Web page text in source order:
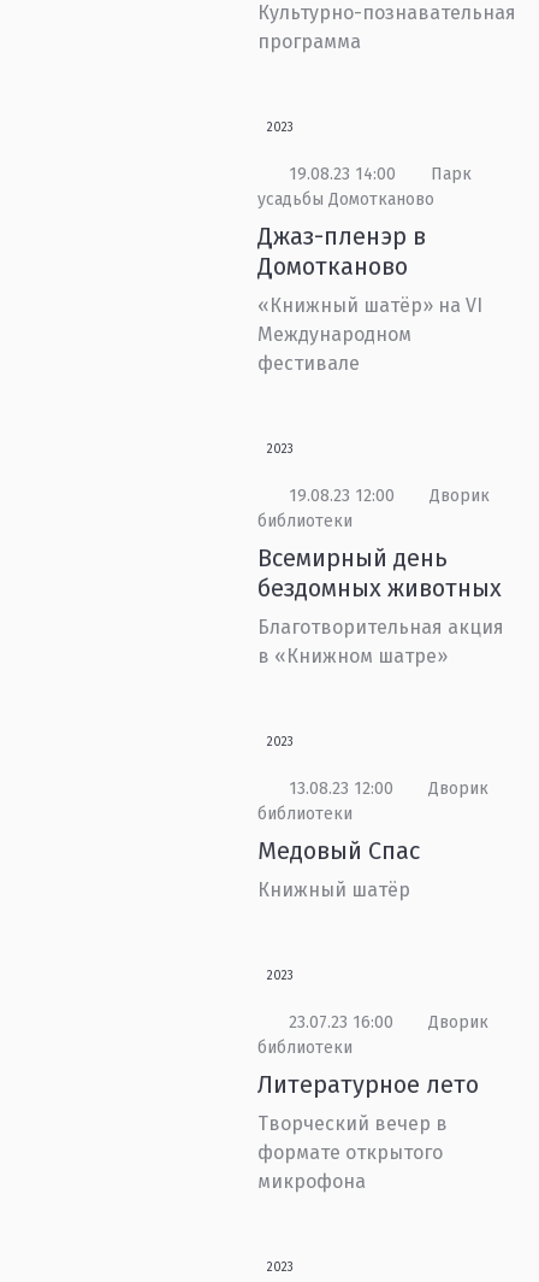
Культурно-познавательная
программа
2023
19.08.23 14:00
Парк
усадьбы Домотканово
Джаз-пленэр в
Домотканово
«Книжный шатёр» на VI
Международном
фестивале
2023
19.08.23 12:00
Дворик
библиотеки
Всемирный день
бездомных животных
Благотворительная акция
в «Книжном шатре»
2023
13.08.23 12:00
Дворик
библиотеки
Медовый Спас
Книжный шатёр
2023
23.07.23 16:00
Дворик
библиотеки
Литературное лето
Творческий вечер в
формате открытого
микрофона
2023